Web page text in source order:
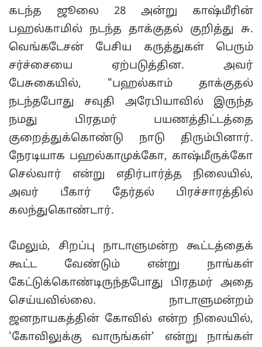
கடந்த ஜூலை 28 அன்று காஷ்மீரின்
பஹல்காமில் நடந்த தாக்குதல் குறித்து சு.
வெங்கடேசன் பேசிய கருத்துகள் பெரும்
சர்ச்சையை ஏற்படுத்தின. அவர்
பேசுகையில், "பஹல்காம் தாக்குதல்
நடந்தபோது சவுதி அரேபியாவில் இருந்த
நமது பிரதமர் பயணத்திட்டத்தை
குறைத்துக்கொண்டு நாடு திரும்பினார்.
நேரடியாக பஹல்காமுக்கோ, காஷ்மீருக்கோ
செல்வார் என்று எதிர்பார்த்த நிலையில்,
அவர் பீகார் தேர்தல் பிரச்சாரத்தில்
கலந்துகொண்டார்.
மேலும், சிறப்பு நாடாளுமன்ற கூட்டத்தைக்
கூட்ட வேண்டும் என்று நாங்கள்
கேட்டுக்கொண்டிருந்தபோது பிரதமர் அதை
செய்யவில்லை. நாடாளுமன்றம்
ஜனநாயகத்தின் கோவில் என்ற நிலையில்,
'கோவிலுக்கு வாருங்கள்' என்று நாங்கள்